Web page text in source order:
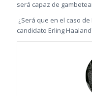
será capaz de
¿Será que en el caso
candidato Erling